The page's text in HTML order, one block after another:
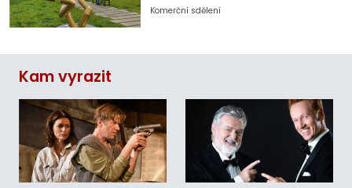
Komerční sdělení
Kam vyrazit